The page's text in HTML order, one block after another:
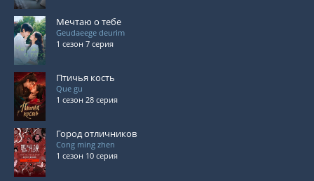
Мечтаю о тебе
Geudaeege deurim
1 сезон 7 серия
Птичья кость
Que gu
1 сезон 28 серия
Город отличников
Cong ming zhen
1 сезон 10 серия